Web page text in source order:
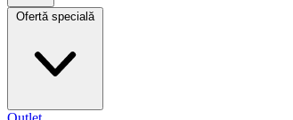
Ofertă specială